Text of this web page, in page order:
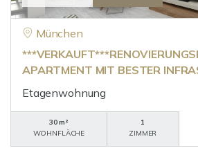
München
APARTMENT MIT BESTER
Etagenwohnung
30 m²
WOHNFLÄCHE
1
ZIMMER